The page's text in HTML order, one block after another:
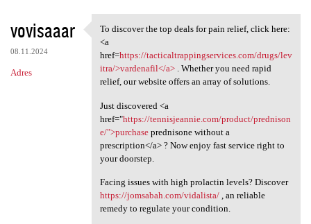
vovisaaar
08.11.2024
Adres
To discover the top deals for
To discover the top deals for pain relief, click here:
<a
href=https://tacticaltrappingservices.com/drugs/lev
itra/>vardenafil</a>. Whether you need rapid
relief, our website offers an array of solutions.
Just discovered <a
href="https://tennisjeannie.com/product/prednison
e/">purchaseprednisone without a
prescription</a> ? Now enjoy fast service right to
your doorstep.
Facing issues with high prolactin levels? Discover
https://jomsabah.com/vidalista/, an reliable
remedy to regulate your condition.